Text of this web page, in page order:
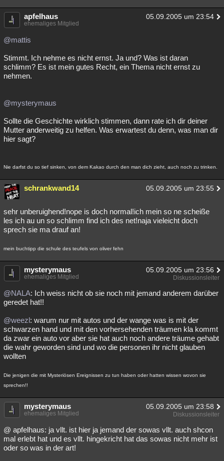
apfelhaus 05.09.2005 um 23:54
ehemaliges Mitglied
@mattis
Stimmt. Ich nehme es nicht ernst. Ja und? Was ist daran
schlimm? Es ist mein gutes Recht, ein Thema nicht ernst zu
nehmen.
@mysterymaus
Sollte die Geschichte wirklich stimmen, dann rate ich dir deiner
Mutter anderweitig zu helfen. Was erwartest du denn, was man dir
hier sagt?
Nie darfst du so tief sinken, von dem Kakao durch den man dich zieht, auch noch zu trinken.
schrankwand14 05.09.2005 um 23:55
sehr unberuighend!nope is doch normal!ich mein so ne scheiße
les ich au un so schlimm find ich des net!naja vieleicht doch
sprech sie ma drauf an!
mein buchtipp die schule des teufels von oliver fehn
mysterymaus 05.09.2005 um 23:56
ehemaliges Mitglied Diskussionsleiter
@NALA: Ich weiss nicht ob sie noch mit jemand anderem darüber
geredet hat!!
@weezl: warum nur mit autos und der wange was is mit der
schwarzen hand und mit den vorhersehenden träumen kla kommt
da zwar ein auto vor aber sie hat auch noch andere träume gehabt
die wahr geworden sind und wo die personen ihr nicht glauben
wollten
Die jenigen die mit Mysteriösen Ereignissen zu tun haben oder hatten wissen wovon sie
sprechen!!
mysterymaus 05.09.2005 um 23:58
ehemaliges Mitglied Diskussionsleiter
@ apfelhaus: ja vllt. ist hier ja jemand der sowas vllt. auch shcon
mal erlebt hat und es vllt. hingekricht hat das sowas nicht mehr ist
oder so was in der art!